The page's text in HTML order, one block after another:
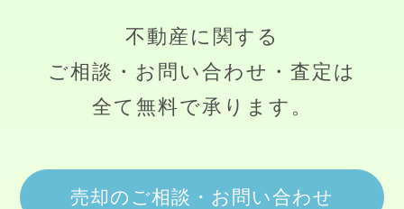
不動産に関する
ご相談・お問い合わせ・査定は
全て無料で承ります。
売却のご相談・お問い合わせ